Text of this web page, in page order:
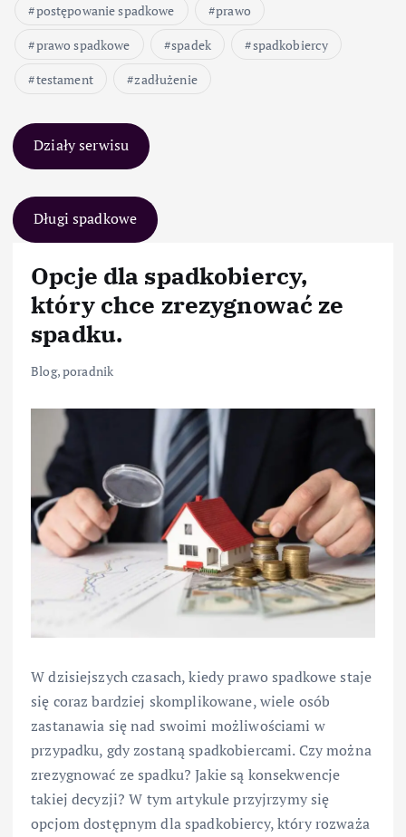
postępowanie spadkowe
prawo
prawo spadkowe
spadek
spadkobiercy
testament
zadłużenie
Działy serwisu
Długi spadkowe
Opcje dla spadkobiercy,
który chce zrezygnować ze
spadku.
Blog,poradnik
W dzisiejszych czasach, kiedy prawo spadkowe staje
się coraz bardziej skomplikowane, wiele osób
zastanawia się nad swoimi możliwościami w
przypadku, gdy zostaną spadkobiercami. Czy można
zrezygnować ze spadku? Jakie są konsekwencje
takiej decyzji? W tym artykule przyjrzymy się
opcjom dostępnym dla spadkobiercy, który rozważa